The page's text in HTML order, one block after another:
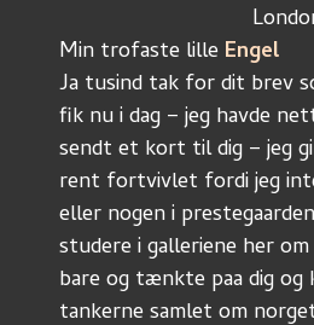
Min trofaste lille Engel
Ja tusind tak for dit brev
fik nu i dag – jeg havde
sendt et kort til dig – jeg
rent fortvivlet fordi jeg
eller nogen i
studere i galleriene her om
bare og tænkte paa dig og
tankerne samlet om